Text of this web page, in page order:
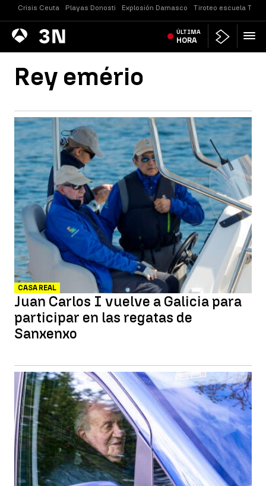
Crisis Ceuta Playas Donosti Explosión Damasco Tiroteo escuela
Antena
3 Noticias ÚLTIMA
HORA
Rey emério
CASA REAL
Juan Carlos I vuelve a Galicia para
participar en las regatas de
Sanxenxo